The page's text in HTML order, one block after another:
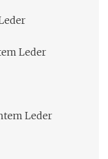
Leder
Leder